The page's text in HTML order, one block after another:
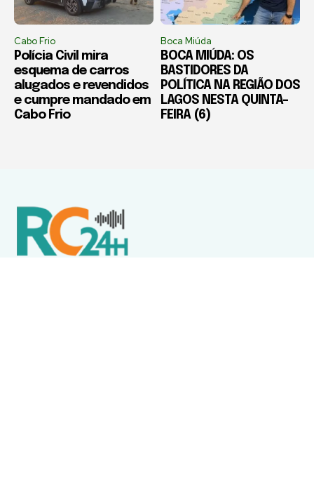
Cabo Frio
Polícia Civil mira
esquema de carros
alugados e revendidos
e cumpre mandado em
Cabo Frio
Boca Miúda
BOCA MIÚDA: OS
BASTIDORES DA
POLÍTICA NA REGIÃO DOS
LAGOS NESTA QUINTA-
FEIRA (6)